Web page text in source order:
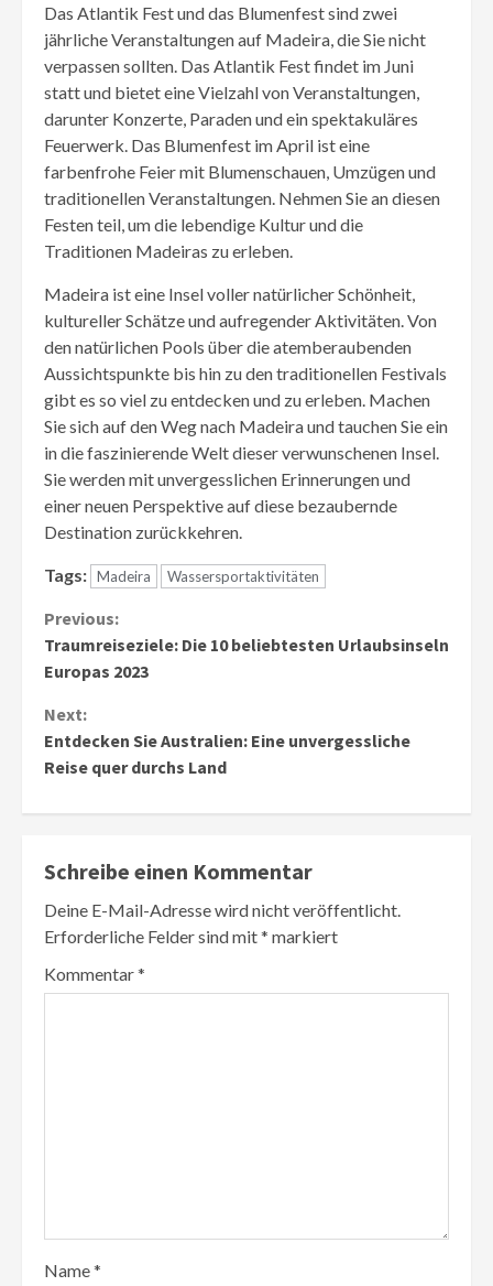
Das Atlantik Fest und das Blumenfest sind zwei
jährliche Veranstaltungen auf Madeira, die Sie nicht
verpassen sollten. Das Atlantik Fest findet im Juni
statt und bietet eine Vielzahl von Veranstaltungen,
darunter Konzerte, Paraden und ein spektakuläres
Feuerwerk. Das Blumenfest im April ist eine
farbenfrohe Feier mit Blumenschauen, Umzügen und
traditionellen Veranstaltungen. Nehmen Sie an diesen
Festen teil, um die lebendige Kultur und die
Traditionen Madeiras zu erleben.
Madeira ist eine Insel voller natürlicher Schönheit,
kultureller Schätze und aufregender Aktivitäten. Von
den natürlichen Pools über die atemberaubenden
Aussichtspunkte bis hin zu den traditionellen Festivals
gibt es so viel zu entdecken und zu erleben. Machen
Sie sich auf den Weg nach Madeira und tauchen Sie ein
in die faszinierende Welt dieser verwunschenen Insel.
Sie werden mit unvergesslichen Erinnerungen und
einer neuen Perspektive auf diese bezaubernde
Destination zurückkehren.
Tags: Madeira Wassersportaktivitäten
Continue
Reading
Previous:
Traumreiseziele: Die 10 beliebtesten Urlaubsinseln
Europas 2023
Next:
Entdecken Sie Australien: Eine unvergessliche
Reise quer durchs Land
Schreibe einen Kommentar
Deine E-Mail-Adresse wird nicht veröffentlicht.
Erforderliche Felder sind mit* markiert
Kommentar*
Name*